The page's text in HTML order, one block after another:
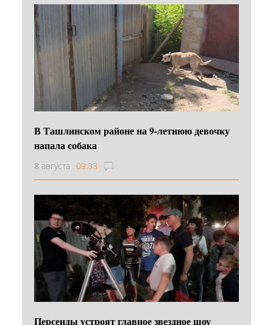
В Ташлинском районе на 9-летнюю девочку
напала собака
8 августа 09:33
Персеиды устроят главное звездное шоу